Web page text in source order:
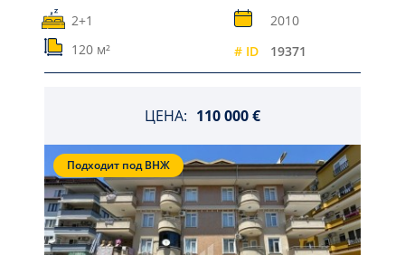
2+1
2010
120 м²
# ID 19371
ЦЕНА: 110 000 €
Подходит под ВНЖ